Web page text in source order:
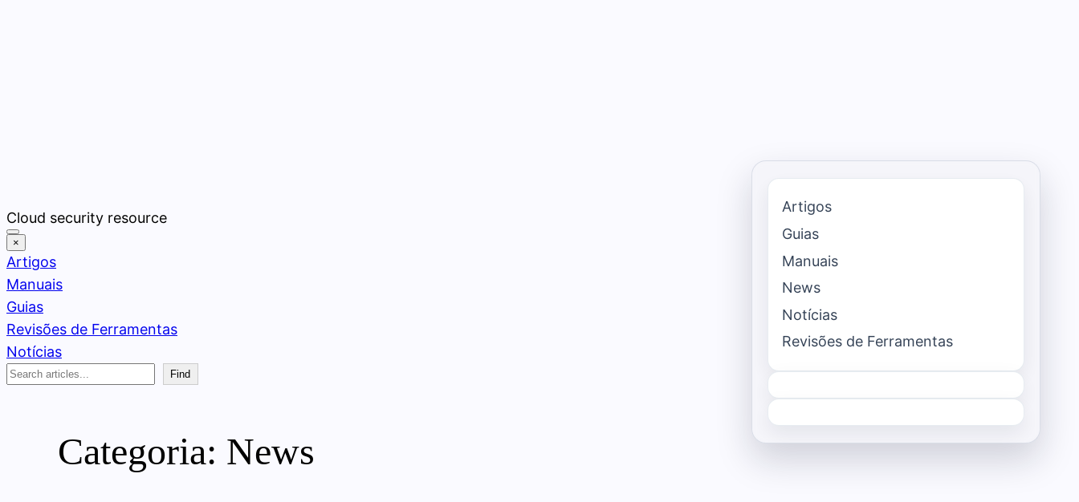
Pular
para
o
conteúdo
Cloud security resource
×
Artigos
Manuais
Guias
Revisões de Ferramentas
Notícias
Search
Find
Categoria: News
Artigos
Guias
Manuais
News
Notícias
Revisões de Ferramentas